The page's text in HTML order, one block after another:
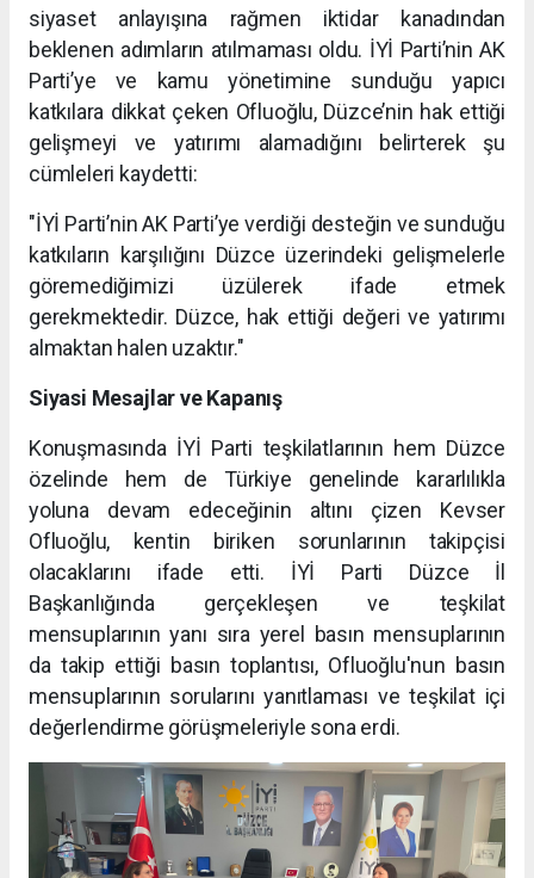
siyaset anlayışına rağmen iktidar kanadından
beklenen adımların atılmaması oldu. İYİ Parti’nin AK
Parti’ye ve kamu yönetimine sunduğu yapıcı
katkılara dikkat çeken Ofluoğlu, Düzce’nin hak ettiği
gelişmeyi ve yatırımı alamadığını belirterek şu
cümleleri kaydetti:
"İYİ Parti’nin AK Parti’ye verdiği desteğin ve sunduğu
katkıların karşılığını Düzce üzerindeki gelişmelerle
göremediğimizi üzülerek ifade etmek
gerekmektedir. Düzce, hak ettiği değeri ve yatırımı
almaktan halen uzaktır."
Siyasi Mesajlar ve Kapanış
Konuşmasında İYİ Parti teşkilatlarının hem Düzce
özelinde hem de Türkiye genelinde kararlılıkla
yoluna devam edeceğinin altını çizen Kevser
Ofluoğlu, kentin biriken sorunlarının takipçisi
olacaklarını ifade etti. İYİ Parti Düzce İl
Başkanlığında gerçekleşen ve teşkilat
mensuplarının yanı sıra yerel basın mensuplarının
da takip ettiği basın toplantısı, Ofluoğlu'nun basın
mensuplarının sorularını yanıtlaması ve teşkilat içi
değerlendirme görüşmeleriyle sona erdi.